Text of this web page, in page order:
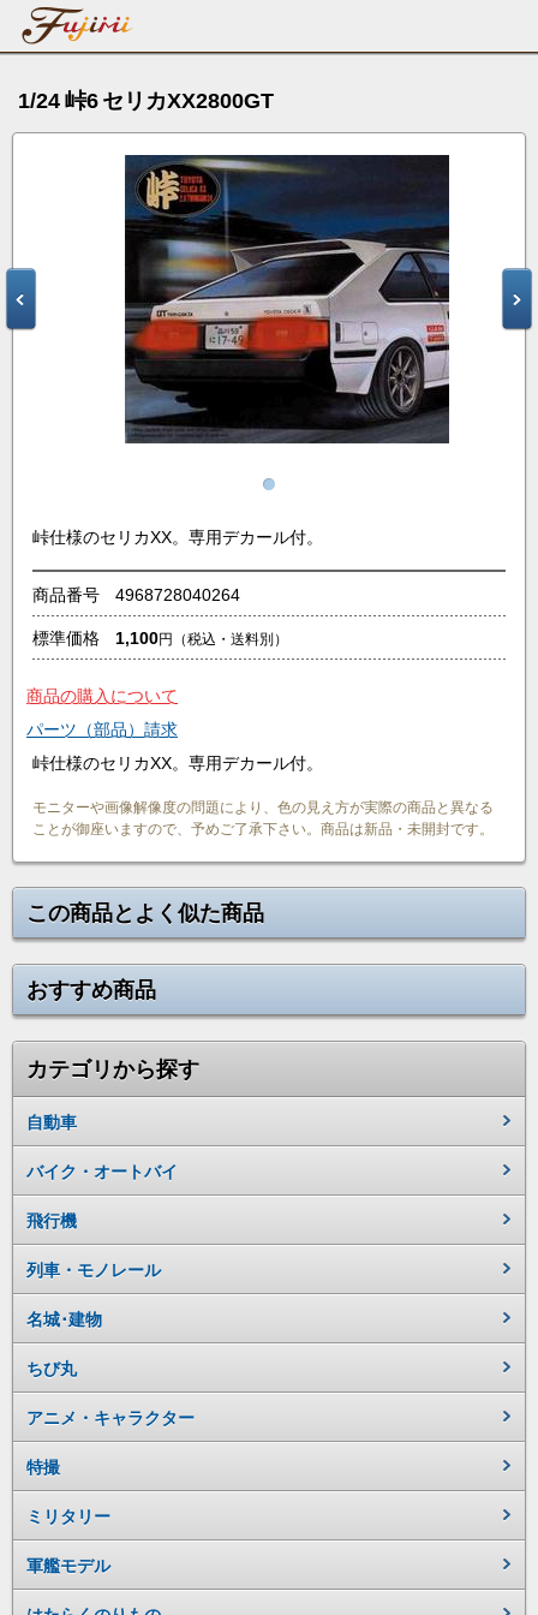
1/24 峠6 セリカXX2800GT
峠仕様のセリカXX。専用デカール付。
商品番号 4968728040264
標準価格 1,100円 （税込・送料別）
商品の購入について
パーツ（部品）請求
峠仕様のセリカXX。専用デカール付。
モニターや画像解像度の問題により、色の見え方が実際の商品と異なる
ことが御座いますので、予めご了承下さい。商品は新品・未開封です。
この商品とよく似た商品
おすすめ商品
カテゴリから探す
自動車
バイク・オートバイ
飛行機
列車・モノレール
名城･建物
ちび丸
アニメ・キャラクター
特撮
ミリタリー
軍艦モデル